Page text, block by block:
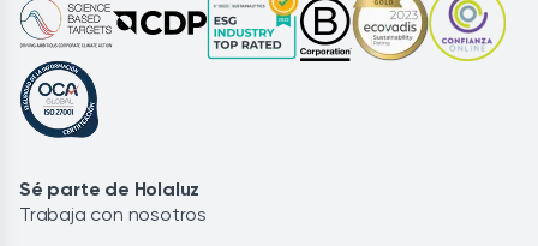
Sé parte de Holaluz
Trabaja con nosotros